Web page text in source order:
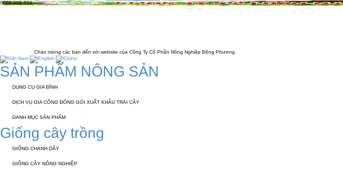
0908 005 554
Chào mừng các bạn đến với website của Công Ty Cổ Phần Nông Nghiệp Đông Phương
SẢN PHẨM NÔNG SẢN
DỤNG CỤ GIA ĐÌNH
DỊCH VỤ GIA CÔNG ĐÓNG GÓI XUẤT KHẨU TRÁI CÂY
DANH MỤC SẢN PHẨM
Giống cây trồng
GIỐNG CHANH DÂY
GIỐNG CÂY NÔNG NGHIỆP